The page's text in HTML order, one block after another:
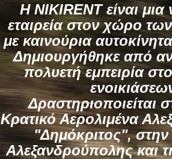
H NIKIRENT είναι
εταιρεία στον χώρο
με καινούρια
Δημιουργήθηκε από
πολυετή εμπειρία
Δραστηριοποιείται
Κρατικό Αερολιμένα
"Δημόκριτος",
Αλεξανδρούπολης και